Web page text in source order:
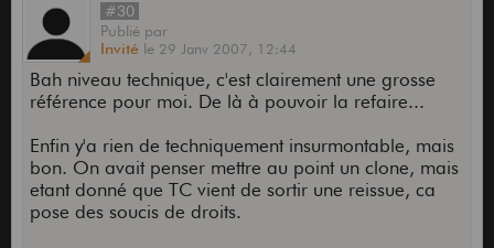
#30
Publié par
Invité le 29 Janv 2007, 12:44
Bah niveau technique, c'est clairement une grosse
référence pour moi. De là à pouvoir la refaire...
Enfin y'a rien de techniquement insurmontable, mais
bon. On avait penser mettre au point un clone, mais
etant donné que TC vient de sortir une reissue, ca
pose des soucis de droits.